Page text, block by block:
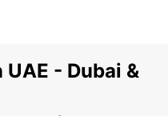
- Dubai &